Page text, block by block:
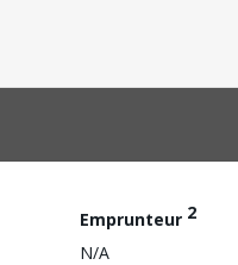
Emprunteur 2
N/A